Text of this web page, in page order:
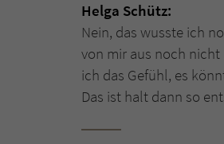
Helga Schütz:
Nein, das wusste ich
von mir aus noch
ich das Gefühl, es
Das ist halt dann so